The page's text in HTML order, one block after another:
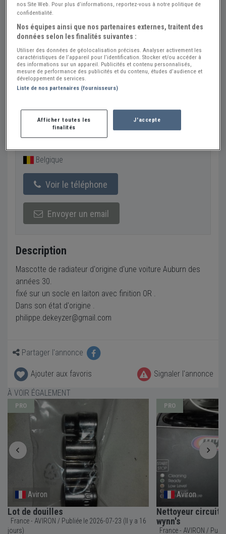
Réf : A739945 Actualisée le : 30/07/2026
Mascotte de voiture Auburn d'origine
550 €
Belgique
Voir le téléphone
Envoyer un email
Description
Mascotte de radiateur d'origine d'une voiture Auburn des
années 30.
fixé sur un socle en laiton avec finition OR .
Dans son état d'origine .
philippe.dekeyzer@gmail.com
Partager l'annonce
Ajouter aux favoris
Signaler l'annonce
À VOIR ÉGALEMENT
PRO
Aviron
Lot de douilles
France - AVIRON / Publiée le 2026-07-23 (Il y a 16
jours)
PRO
Aviron
Nettoyeur circuit
wynn's
France - AVIRON / Publiée le 2026-07-23 (Il y a 16
nos Site Web. Pour plus d’informations, reportez-vous à notre politique de
confidentialité.
Nos équipes ainsi que nos partenaires externes, traitent des
données selon les finalités suivantes :
Utiliser des données de géolocalisation précises. Analyser activement les
caractéristiques de l’appareil pour l’identification. Stocker et/ou accéder à
des informations sur un appareil. Publicités et contenu personnalisés,
mesure de performance des publicités et du contenu, études d’audience et
développement de services.
Liste de nos partenaires (fournisseurs)
Afficher toutes les
finalités
J'accepte